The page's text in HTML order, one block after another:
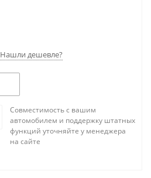
Нашли дешевле?
Совместимость с вашим
автомобилем и поддержку штатных
функций уточняйте у менеджера
на сайте